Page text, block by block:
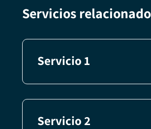
Servicios
Servicio 1
Servicio 2